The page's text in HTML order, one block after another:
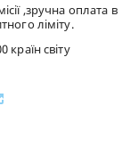
,зручна оплата в
ліміту.
країн світу